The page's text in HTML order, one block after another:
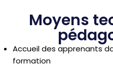
Moyens
Accueil des apprenants
formation